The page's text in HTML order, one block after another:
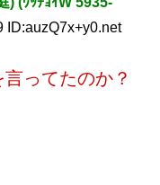
ID:auzQ7x+y0.net
ってたのか？